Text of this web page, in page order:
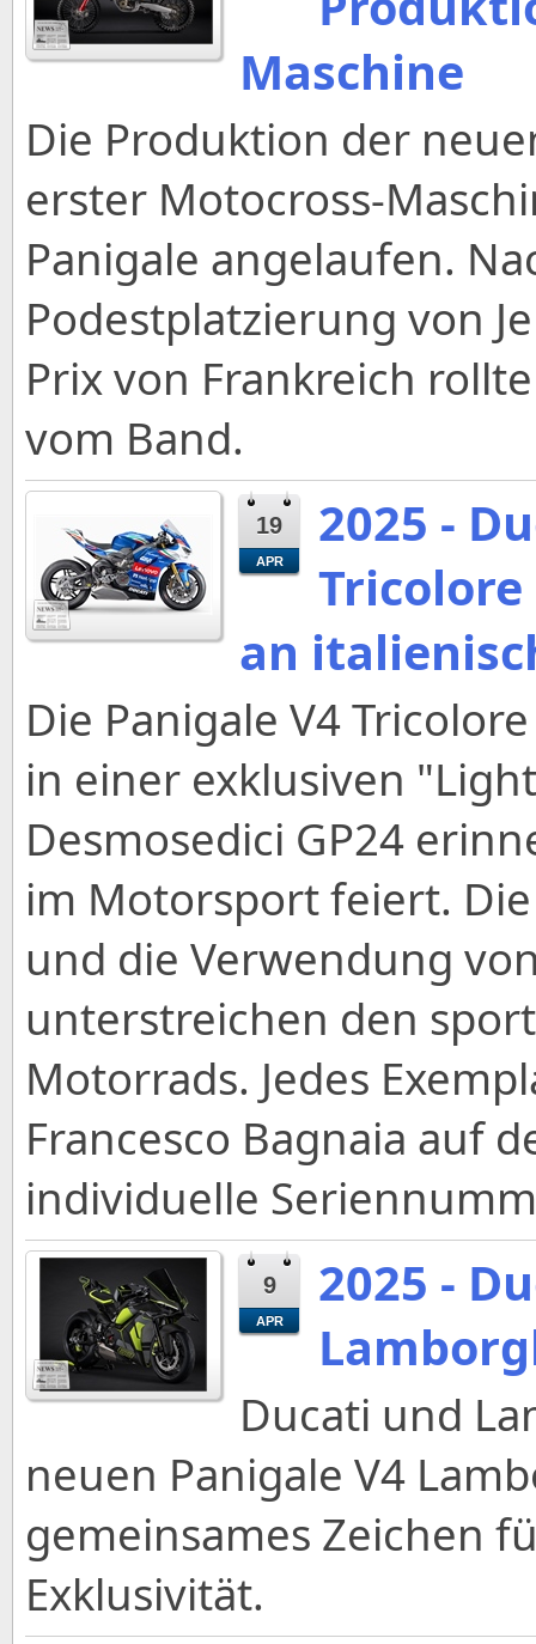
Maschine
Die Produktion der
erster Motocross-
Panigale angelaufen.
Podestplatzierung von
Prix von Frankreich
vom Band.
19
APR
2025 -
an
Die Panigale V4
in einer exklusiven
Desmosedici GP24
im Motorsport feiert.
und die Verwendung
unterstreichen den
Motorrads. Jedes
Francesco Bagnaia auf
individuelle
9
APR
2025 -
Ducati und
neuen Panigale V4
gemeinsames Zeichen
Exklusivität.